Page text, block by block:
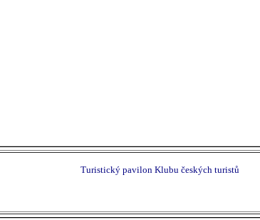
Turistický pavilon Klubu českých turistů